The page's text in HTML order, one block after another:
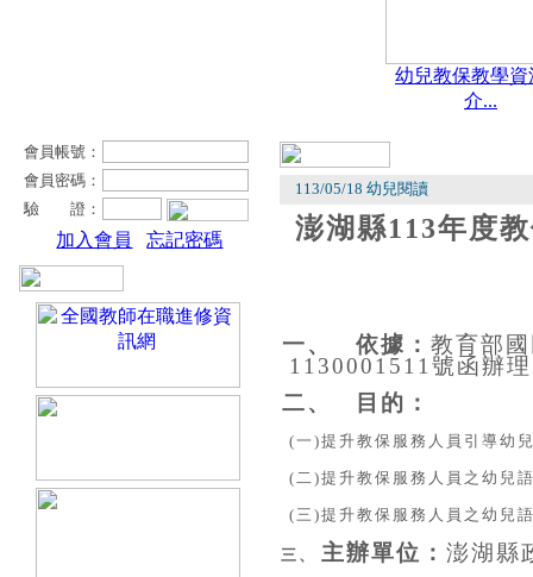
幼兒教保教學資
介...
會員帳號：
會員密碼：
驗 證：
加入會員 忘記密碼
113/05/18 幼兒閱讀
澎湖縣113年度
一、 依據：教育部
1130001511 號函辦
二、
目的：
(一 )提升教保服務人員引導幼
( 二 )提升教保服務人員之幼兒
(三 )提升教保服務人員之幼兒
三、 主辦單位：澎湖縣